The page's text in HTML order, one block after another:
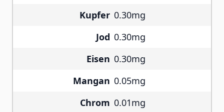
Kupfer 0.30mg
Jod 0.30mg
Eisen 0.30mg
Mangan 0.05mg
Chrom 0.01mg